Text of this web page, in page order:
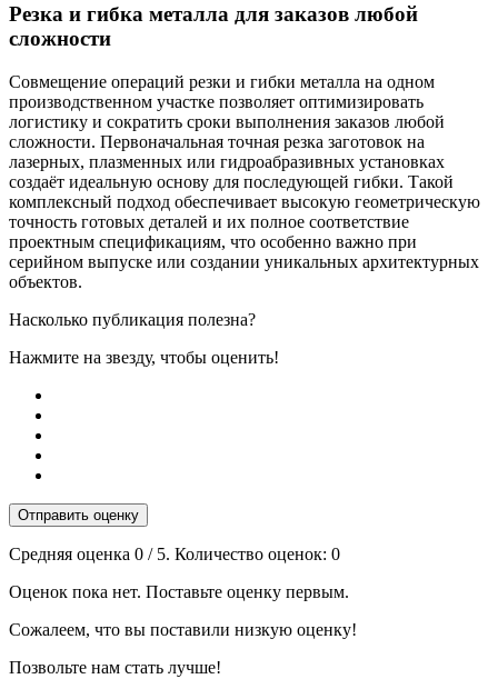
Резка и гибка металла для заказов любой
сложности
Совмещение операций резки и гибки металла на одном
производственном участке позволяет оптимизировать
логистику и сократить сроки выполнения заказов любой
сложности. Первоначальная точная резка заготовок на
лазерных, плазменных или гидроабразивных установках
создаёт идеальную основу для последующей гибки. Такой
комплексный подход обеспечивает высокую геометрическую
точность готовых деталей и их полное соответствие
проектным спецификациям, что особенно важно при
серийном выпуске или создании уникальных архитектурных
объектов.
Насколько публикация полезна?
Нажмите на звезду, чтобы оценить!
Отправить оценку
Средняя оценка 0 / 5. Количество оценок: 0
Оценок пока нет. Поставьте оценку первым.
Сожалеем, что вы поставили низкую оценку!
Позвольте нам стать лучше!